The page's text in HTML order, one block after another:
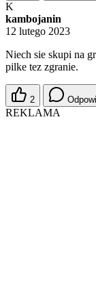
K
kambojanin
12 lutego 2023
Niech sie skupi na
pilke tez zgranie.
2
REKLAMA